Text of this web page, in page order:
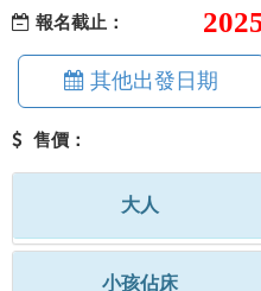
報名截止：
其他出發日期
售價：
大人
小孩佔床